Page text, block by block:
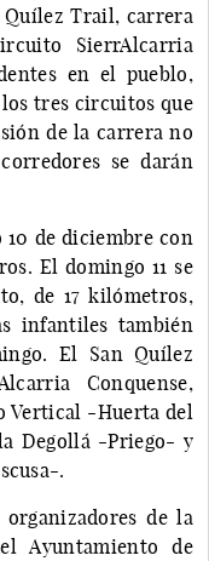
Trail, carrera
SierrAlcarria
en el pueblo,
tres circuitos que
de la carrera no
se darán
de diciembre con
El domingo 11 se
de 17 kilómetros,
infantiles también
El San Quílez
Conquense,
Vertical -Huerta del
Degollá -Priego- y
.
de la
Ayuntamiento de